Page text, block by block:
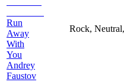
Run
Away
With
You
Andrey
Faustov
Rock,